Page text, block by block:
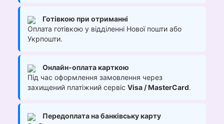
Готівкою при отриманні
Оплата готівкою у відділенні Нової пошти або
Укрпошти.
Онлайн-оплата карткою
Під час оформлення замовлення через
захищений платіжний сервіс Visa / MasterCard.
Передоплата на банківську карту